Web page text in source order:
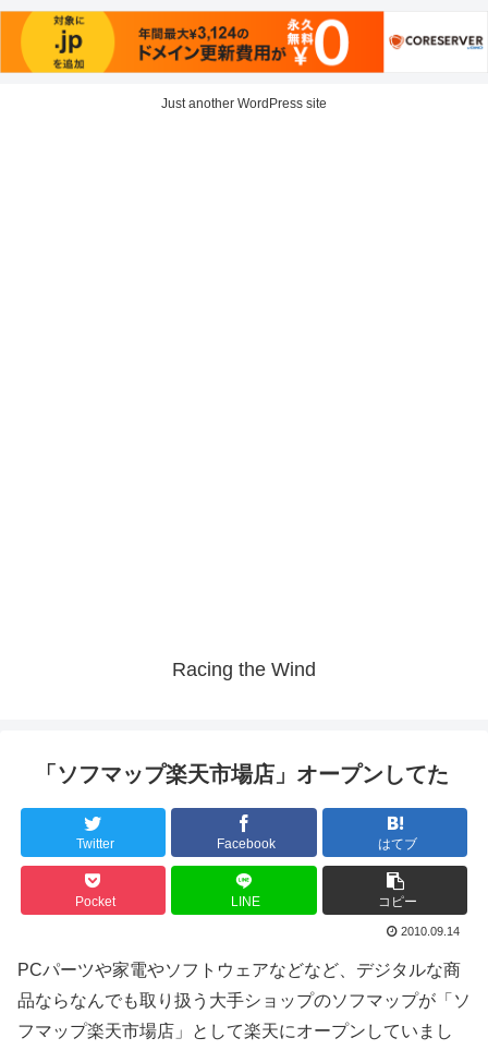
Just another WordPress site
Racing the Wind
「ソフマップ楽天市場店」オープンしてた
Twitter Facebook はてブ
Pocket LINE コピー
2010.09.14
PCパーツや家電やソフトウェアなどなど、デジタルな商
品ならなんでも取り扱う大手ショップのソフマップが「ソ
フマップ楽天市場店」として楽天にオープンしていまし